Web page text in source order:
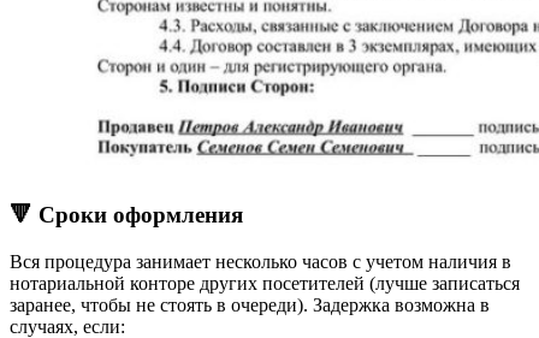
🔻 Сроки оформления
Вся процедура занимает несколько часов с учетом наличия в
нотариальной конторе других посетителей (лучше записаться
заранее, чтобы не стоять в очереди). Задержка возможна в
случаях, если: